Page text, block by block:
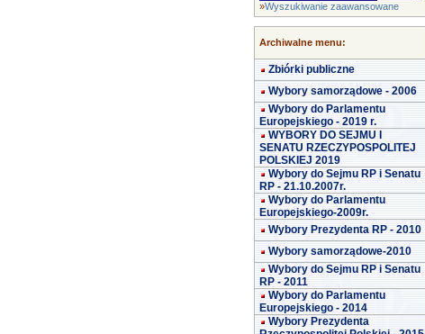
»Wyszukiwanie zaawansowane
Archiwalne menu:
Zbiórki publiczne
Wybory samorządowe - 2006
Wybory do Parlamentu
Europejskiego - 2019 r.
WYBORY DO SEJMU I
SENATU RZECZYPOSPOLITEJ
POLSKIEJ 2019
Wybory do Sejmu RP i Senatu
RP - 21.10.2007r.
Wybory do Parlamentu
Europejskiego-2009r.
Wybory Prezydenta RP - 2010
Wybory samorządowe-2010
Wybory do Sejmu RP i Senatu
RP - 2011
Wybory do Parlamentu
Europejskiego - 2014
Wybory Prezydenta